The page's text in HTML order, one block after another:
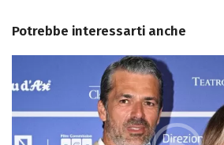
Potrebbe interessarti anche